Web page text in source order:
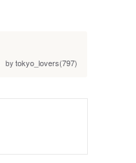
by tokyo_lovers(797)